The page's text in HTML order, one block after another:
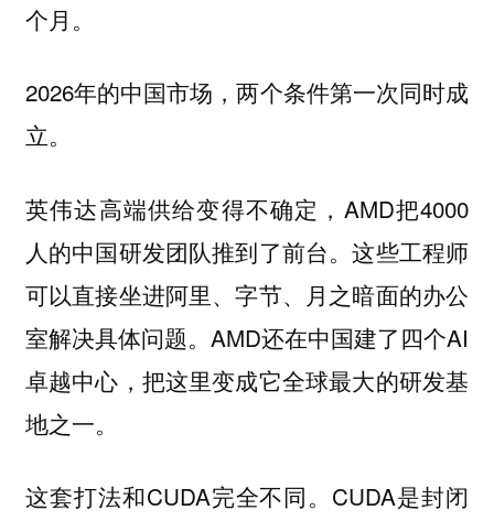
个月。
2026年的中国市场，两个条件第一次同时成
立。
英伟达高端供给变得不确定，AMD把4000
人的中国研发团队推到了前台。这些工程师
可以直接坐进阿里、字节、月之暗面的办公
室解决具体问题。AMD还在中国建了四个AI
卓越中心，把这里变成它全球最大的研发基
地之一。
这套打法和CUDA完全不同。CUDA是封闭